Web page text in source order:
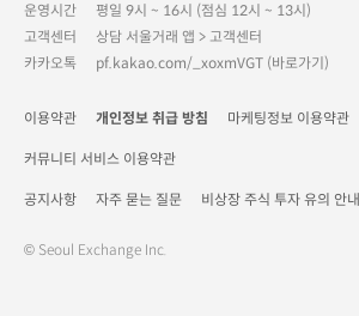
운영시간
평일 9시 ~ 16시 (점심 12시 ~ 13시)
고객센터
상담 서울거래 앱 > 고객센터
카카오톡
pf.kakao.com/_xoxmVGT (바로가기)
이용약관 개인정보 취급 방침 마케팅정보 이용약관
커뮤니티 서비스 이용약관
공지사항 자주 묻는 질문 비상장 주식 투자 유의 안내
© Seoul Exchange Inc.